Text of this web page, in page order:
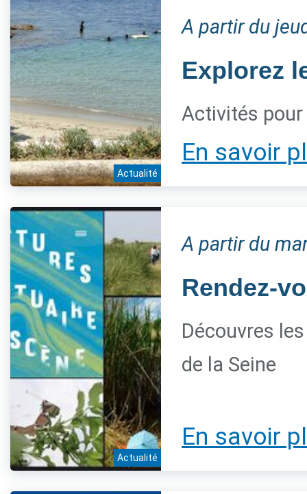
Actualité
A partir du
Explorez
Activités
En savoir
Actualité
A partir du
Rendez-
Découvres
de la Seine
En savoir